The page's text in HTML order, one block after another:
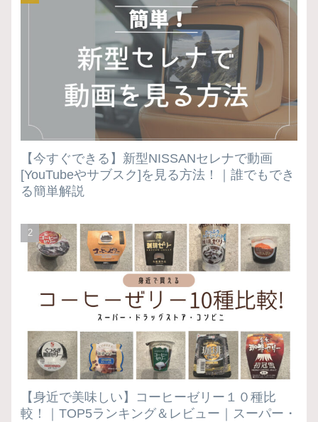
【今すぐできる】新型NISSANセレナで動画
[YouTubeやサブスク]を見る方法！｜誰でもでき
る簡単解説
【身近で美味しい】コーヒーゼリー１０種比
較！｜TOP5ランキング＆レビュー｜スーパー・